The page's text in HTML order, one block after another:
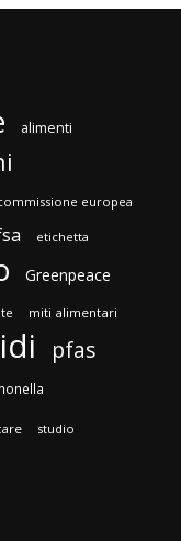
alimenti
europea
etichetta
Greenpeace
miti alimentari
pfas
studio